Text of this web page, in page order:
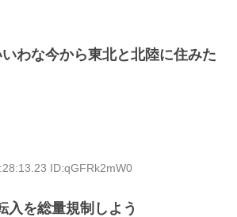
わな今から東北と北陸に住みた
ID:qGFRk2mW0
入を総量規制しよう